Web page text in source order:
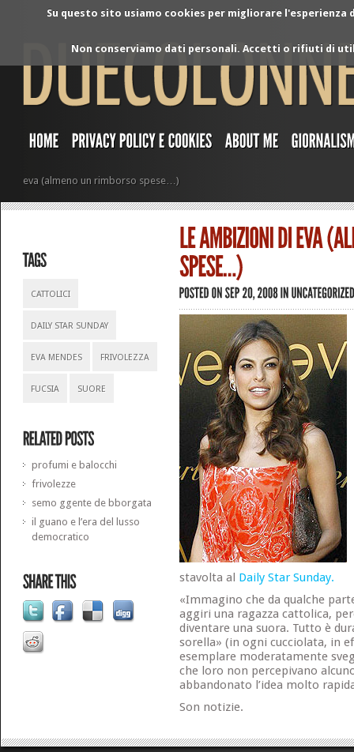
Su questo sito usiamo cookies per migliorare
Non conserviamo dati personali. Accetti o rifiuti di
eva (almeno un rimborso spese…)
CATTOLICI
DAILY STAR SUNDAY
EVA MENDES FRIVOLEZZA
FUCSIA SUORE
profumi e balocchi
frivolezze
semo ggente de bborgata
il guano e l’era del lusso
democratico
stavolta al Daily Star Sunday.
«Immagino che da qualche
aggiri una ragazza cattolica,
diventare una suora. Tutto è
sorella» (in ogni cucciolata, in
esemplare moderatamente
che loro non percepivano
abbandonato l’idea molto
Son notizie.